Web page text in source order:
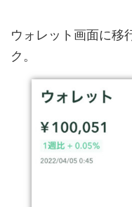
ウォレット画面に移
ク。